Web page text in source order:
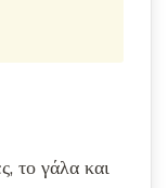
το γάλα και